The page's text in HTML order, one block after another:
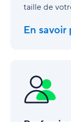
taille de
En savoir
Services